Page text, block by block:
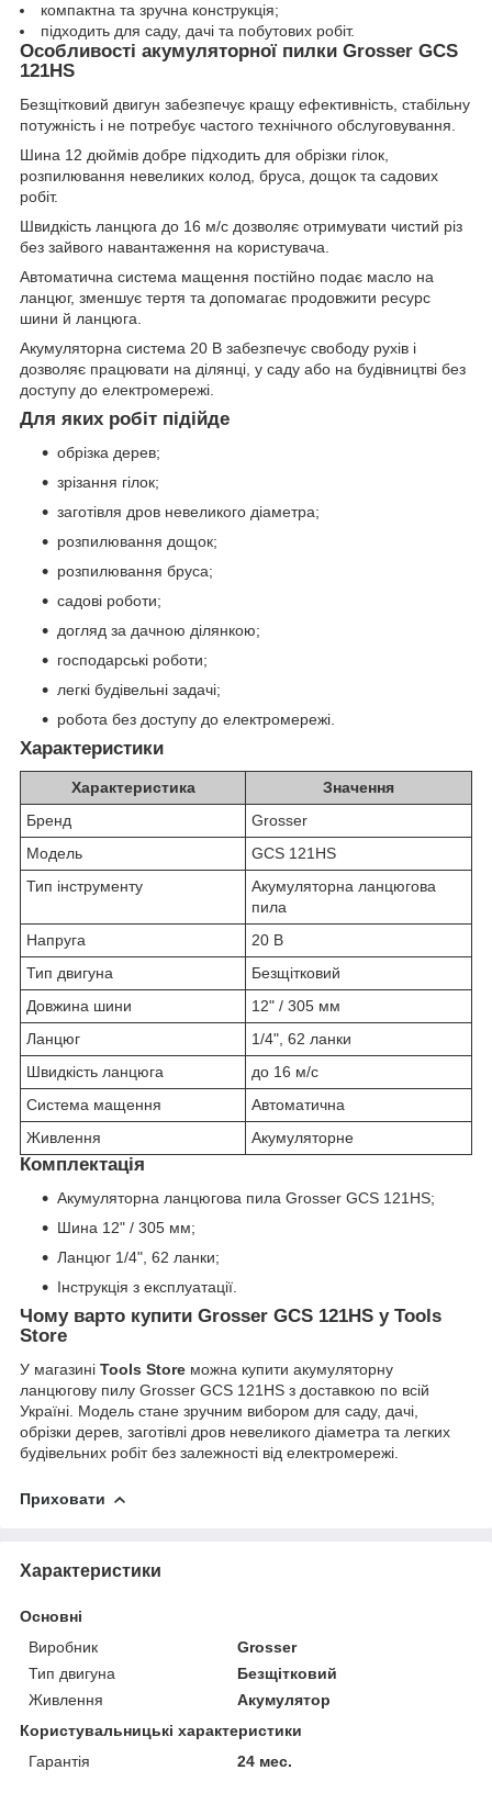
компактна та зручна конструкція;
підходить для саду, дачі та побутових робіт.
Особливості акумуляторної пилки Grosser GCS
121HS
Безщітковий двигун забезпечує кращу ефективність, стабільну
потужність і не потребує частого технічного обслуговування.
Шина 12 дюймів добре підходить для обрізки гілок,
розпилювання невеликих колод, бруса, дощок та садових
робіт.
Швидкість ланцюга до 16 м/с дозволяє отримувати чистий різ
без зайвого навантаження на користувача.
Автоматична система мащення постійно подає масло на
ланцюг, зменшує тертя та допомагає продовжити ресурс
шини й ланцюга.
Акумуляторна система 20 В забезпечує свободу рухів і
дозволяє працювати на ділянці, у саду або на будівництві без
доступу до електромережі.
Для яких робіт підійде
обрізка дерев;
зрізання гілок;
заготівля дров невеликого діаметра;
розпилювання дощок;
розпилювання бруса;
садові роботи;
догляд за дачною ділянкою;
господарські роботи;
легкі будівельні задачі;
робота без доступу до електромережі.
Характеристики
Характеристика
Значення
Бренд
Grosser
Модель
GCS 121HS
Тип інструменту
Акумуляторна ланцюгова
пила
Напруга
20 В
Тип двигуна
Безщітковий
Довжина шини
12" / 305 мм
Ланцюг
1/4", 62 ланки
Швидкість ланцюга
до 16 м/с
Система мащення
Автоматична
Живлення
Акумуляторне
Комплектація
Акумуляторна ланцюгова пила Grosser GCS 121HS;
Шина 12" / 305 мм;
Ланцюг 1/4", 62 ланки;
Інструкція з експлуатації.
Чому варто купити Grosser GCS 121HS у Tools
Store
У магазині Tools Store можна купити акумуляторну
ланцюгову пилу Grosser GCS 121HS з доставкою по всій
Україні. Модель стане зручним вибором для саду, дачі,
обрізки дерев, заготівлі дров невеликого діаметра та легких
будівельних робіт без залежності від електромережі.
Приховати
Характеристики
Основні
Виробник
Grosser
Тип двигуна
Безщітковий
Живлення
Акумулятор
Користувальницькі характеристики
Гарантія
24 мес.